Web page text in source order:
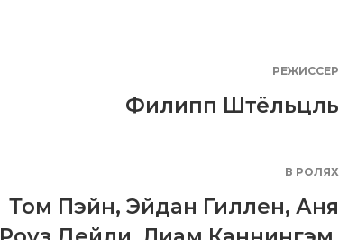
РЕЖИССЕР
Филипп Штёльцль
В РОЛЯХ
Том Пэйн, Эйдан Гиллен, Аня